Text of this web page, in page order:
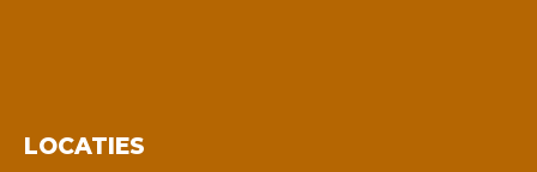
LOCATIES